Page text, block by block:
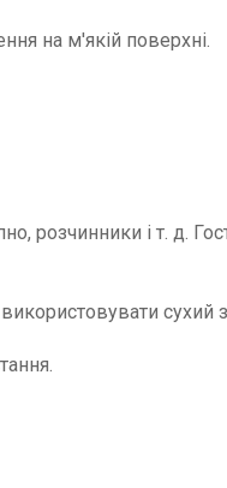
на м'якій поверхні.
розчинники і т. д.
сухий